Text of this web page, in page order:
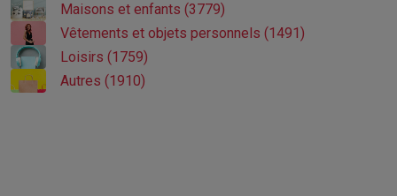
Maisons et enfants (3779)
Vêtements et objets personnels (1491)
Loisirs (1759)
Autres (1910)